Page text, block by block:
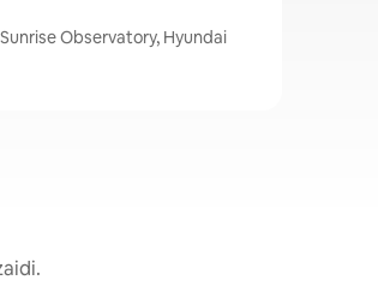
Observatory, Hyundai